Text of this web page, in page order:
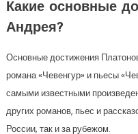
Какие основные
Андрея?
Основные достижения
романа «Чевенгур» и пьесы
самыми известными
других романов, пьес и
России, так и за рубежом.